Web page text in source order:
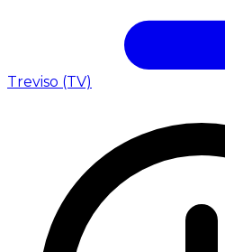
Treviso (TV)